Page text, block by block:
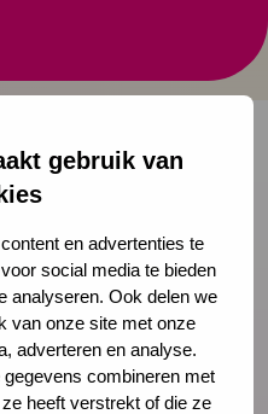
gebruik van
en advertenties te
social media te bieden
analyseren. Ook delen we
van onze site met onze
adverteren en analyse.
combineren met
heeft verstrekt of die ze